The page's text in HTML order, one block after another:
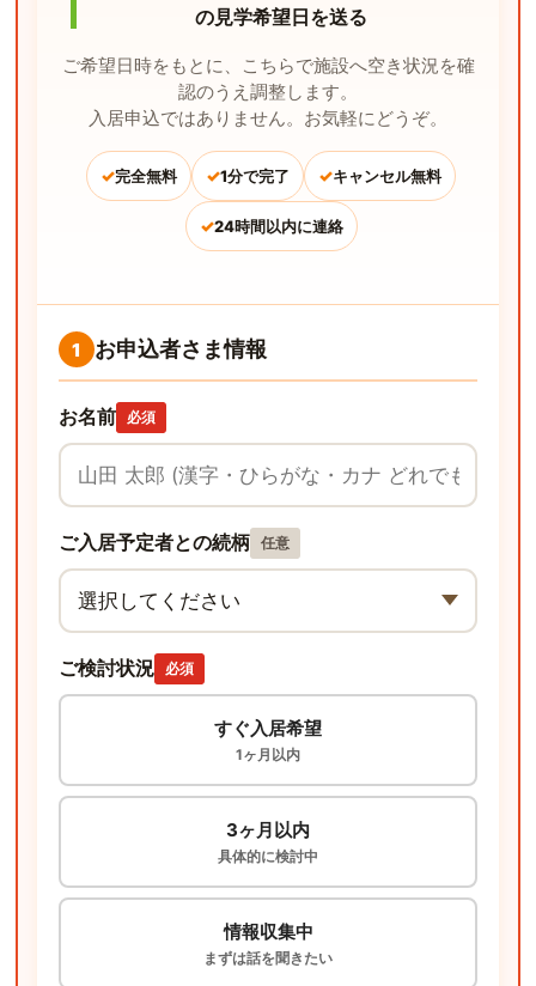
の見学希望日を送る
ご希望日時をもとに、こちらで施設へ空き状況を確
認のうえ調整します。
入居申込ではありません。お気軽にどうぞ。
✓完全無料 ✓1分で完了 ✓キャンセル無料
✓24時間以内に連絡
1 お申込者さま情報
お名前 必須
ご入居予定者との続柄 任意
ご検討状況 必須
すぐ入居希望
1ヶ月以内
3ヶ月以内
具体的に検討中
情報収集中
まずは話を聞きたい